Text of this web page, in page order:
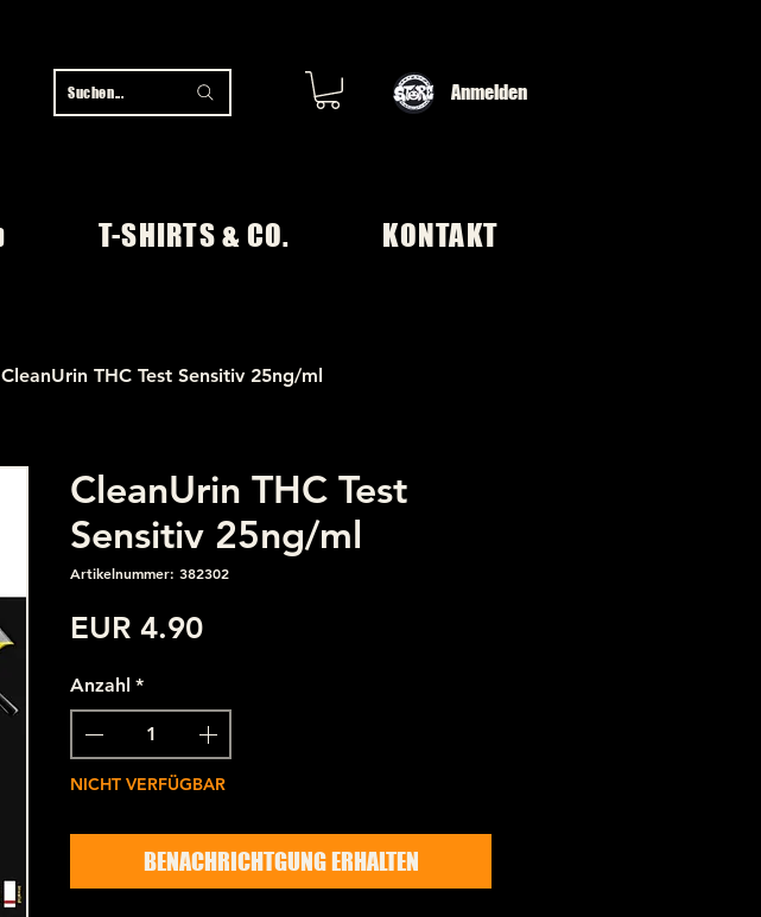
Suchen... Anmelden
T-SHIRTS & CO. KONTAKT
CleanUrin THC Test Sensitiv 25ng/ml
CleanUrin THC Test
Sensitiv 25ng/ml
Artikelnummer: 382302
EUR 4.90Preis
Anzahl *
NICHT VERFÜGBAR
BENACHRICHTGUNG ERHALTEN